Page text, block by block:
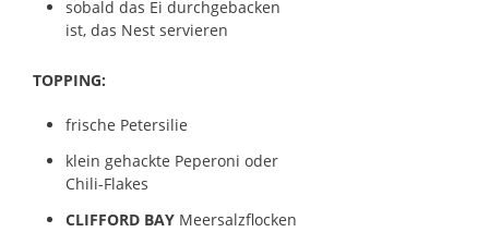
sobald das Ei durchgebacken
ist, das Nest servieren
TOPPING:
frische Petersilie
klein gehackte Peperoni oder
Chili-Flakes
CLIFFORD BAY Meersalzflocken